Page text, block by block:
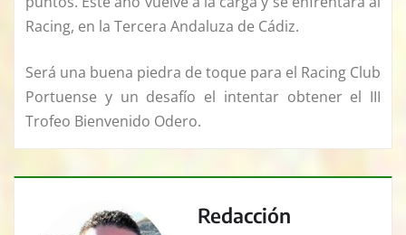
Racing, en la Tercera Andaluza de Cádiz.
Será una buena piedra de toque para el Racing Club
Portuense y un desafío el intentar obtener el III
Trofeo Bienvenido Odero.
Redacción